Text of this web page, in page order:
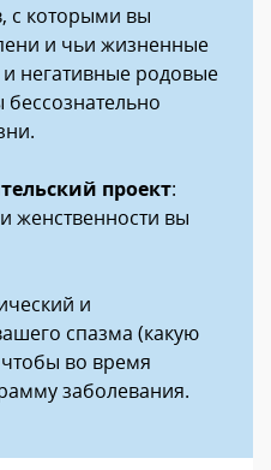
с которыми вы
и чьи жизненные
негативные родовые
проект:
женственности вы
и
спазма (какую
чтобы во время
заболевания.